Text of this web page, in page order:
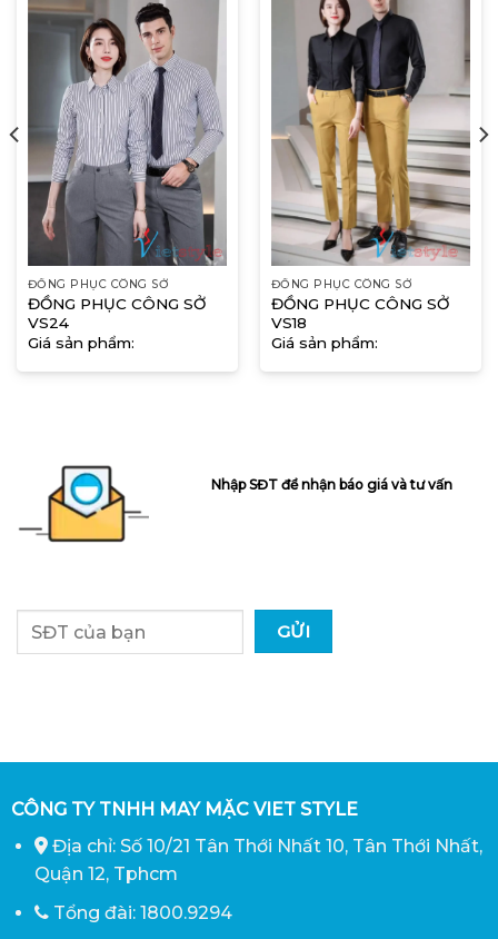
ĐỒNG PHỤC CÔNG SỞ
ĐỒNG PHỤC CÔNG SỞ
VS24
Giá sản phẩm:
ĐỒNG PHỤC CÔNG SỞ
ĐỒNG PHỤC CÔNG SỞ
VS18
Giá sản phẩm:
Nhập SĐT để nhận báo giá và tư vấn
CÔNG TY TNHH MAY MẶC VIET STYLE
Địa chỉ: Số 10/21 Tân Thới Nhất 10, Tân Thới Nhất,
Quận 12, Tphcm
Tổng đài: 1800.9294